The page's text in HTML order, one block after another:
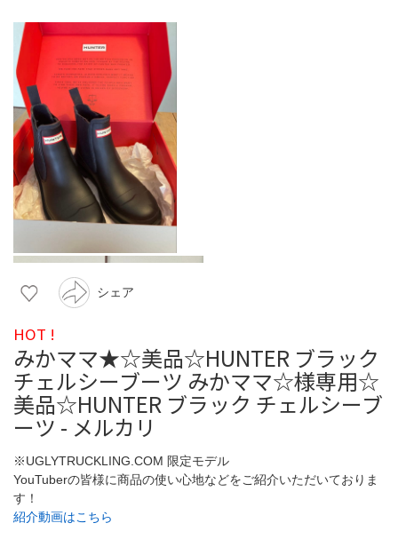
シェア
HOT !
みかママ★☆美品☆HUNTER ブラック
チェルシーブーツ みかママ☆様専用☆
美品☆HUNTER ブラック チェルシーブ
ーツ - メルカリ
※UGLYTRUCKLING.COM 限定モデル
YouTuberの皆様に商品の使い心地などをご紹介いただいておりま
す！
紹介動画はこちら